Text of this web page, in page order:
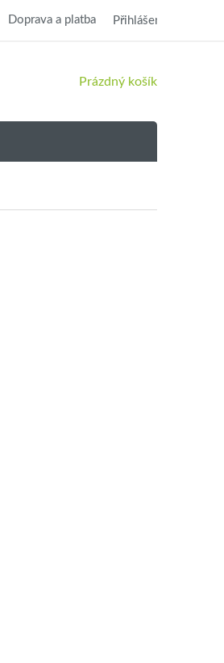
Doprava a platba Přihlášení
NÁKUPNÍ
Prázdný košík